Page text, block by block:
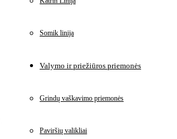
Somik linija
Valymo ir priežiūros priemonės
Grindų vaškavimo priemonės
Paviršių valikliai